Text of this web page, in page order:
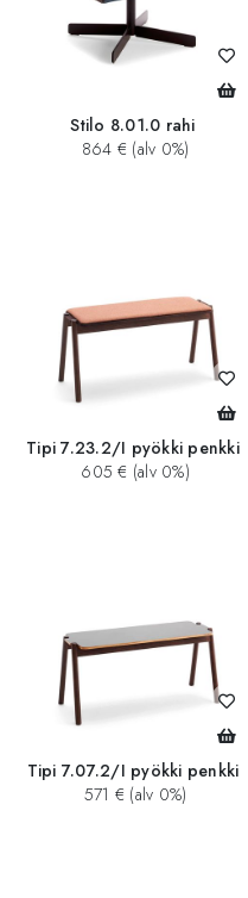
Stilo 8.01.0 rahi
864 € (alv 0%)
Tipi 7.23.2/I pyökki penkki
605 € (alv 0%)
Tipi 7.07.2/I pyökki penkki
571 € (alv 0%)